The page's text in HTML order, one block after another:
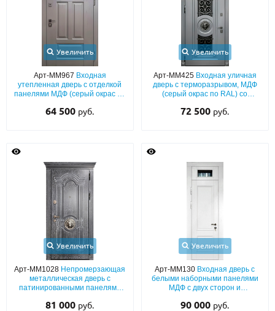
Увеличить
Арт-ММ967 Входная
утепленная дверь с отделкой
панелями МДФ (серый окрас по
стеклом с импостами
64 500 руб.
Увеличить
Арт-ММ425 Входная уличная
дверь с терморазрывом, МДФ
(серый окрас по RAL) со
декором «лев»
72 500 руб.
Увеличить
Арт-ММ1028 Непромерзающая
металлическая дверь с
патинированными панелями
терморазрывом, карнизом и
81 000 руб.
Увеличить
Арт-ММ130 Входная дверь с
белыми наборными панелями
МДФ с двух сторон и
90 000 руб.